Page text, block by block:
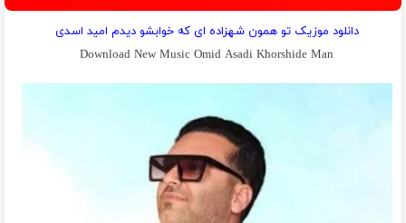
دانلود موزیک تو همون شهزاده ای که خوابشو دیدم امید اسدی
Download New Music Omid Asadi Khorshide Man